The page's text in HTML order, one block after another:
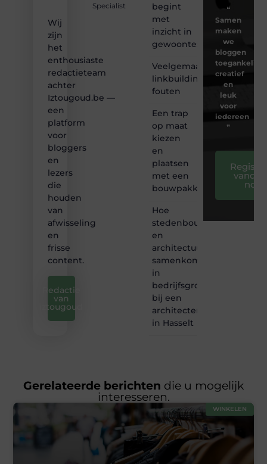
Specialist
Wij
zijn
het
enthousiaste
redactieteam
achter
Iztougoud.be —
een
platform
voor
bloggers
en
lezers
die
houden
van
afwisseling
en
frisse
content.
Redactie
van
iztougoud
begint
met
inzicht in
gewoontes
Veelgemaakte
linkbuilding
fouten
Een trap
op maat
kiezen
en
plaatsen
met een
bouwpakket
Hoe
stedenbouw
en
architectuur
samenkomen
in
bedrijfsgroei
bij een
architectenbureau
in Hasselt
❝
Samen
maken
we
bloggen
toegankelijk,
creatief
en
leuk
voor
iedereen
❞
nog
Gerelateerde berichten die u mogelijk
interesseren.
WINKELEN